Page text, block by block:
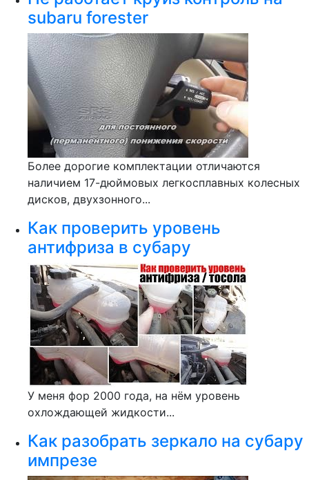
subaru forester
Более дорогие комплектации отличаются
наличием 17-дюймовых легкосплавных колесных
дисков, двухзонного...
Как проверить уровень
антифриза в субару
У меня фор 2000 года, на нём уровень
охлождающей жидкости...
Как разобрать зеркало на субару
импрезе